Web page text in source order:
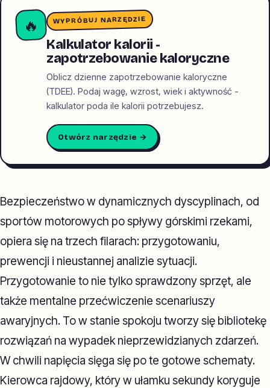
🔥 WYPRÓBUJ NARZĘDZIE
Kalkulator kalorii -
zapotrzebowanie kaloryczne
Oblicz dzienne zapotrzebowanie kaloryczne
(TDEE). Podaj wagę, wzrost, wiek i aktywność -
kalkulator poda ile kalorii potrzebujesz.
Otwórz narzędzie →
Bezpieczeństwo w dynamicznych dyscyplinach, od
sportów motorowych po spływy górskimi rzekami,
opiera się na trzech filarach: przygotowaniu,
prewencji i nieustannej analizie sytuacji.
Przygotowanie to nie tylko sprawdzony sprzęt, ale
także mentalne przećwiczenie scenariuszy
awaryjnych. To w stanie spokoju tworzy się bibliotekę
rozwiązań na wypadek nieprzewidzianych zdarzeń.
W chwili napięcia sięga się po te gotowe schematy.
Kierowca rajdowy, który w ułamku sekundy koryguje